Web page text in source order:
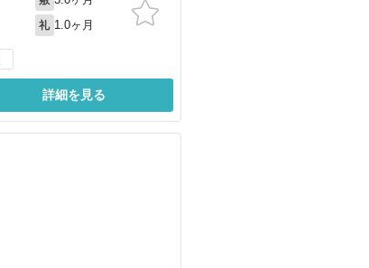
礼 1.0ヶ月
詳細を見る